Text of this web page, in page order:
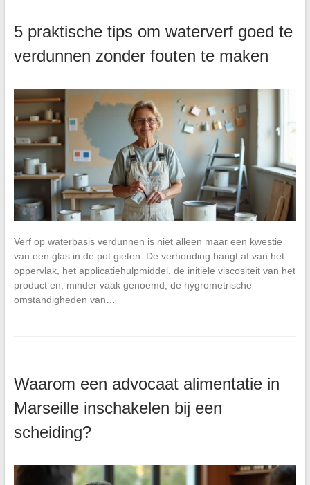
5 praktische tips om waterverf goed te
verdunnen zonder fouten te maken
Verf op waterbasis verdunnen is niet alleen maar een kwestie
van een glas in de pot gieten. De verhouding hangt af van het
oppervlak, het applicatiehulpmiddel, de initiële viscositeit van het
product en, minder vaak genoemd, de hygrometrische
omstandigheden van…
Waarom een advocaat alimentatie in
Marseille inschakelen bij een
scheiding?